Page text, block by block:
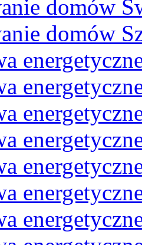
domów
domów